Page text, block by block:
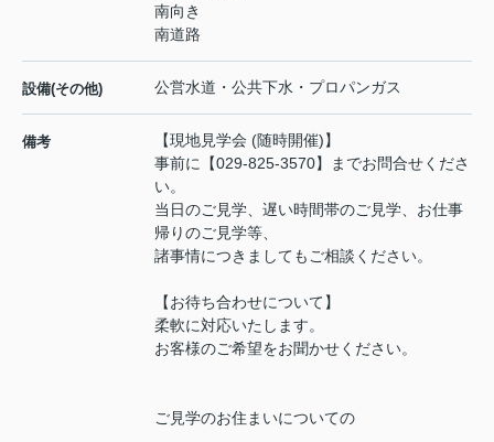
南向き
南道路
設備(その他) 公営水道・公共下水・プロパンガス
備考
【現地見学会 (随時開催)】
事前に【029-825-3570】までお問合せくださ
い。
当日のご見学、遅い時間帯のご見学、お仕事
帰りのご見学等、
諸事情につきましてもご相談ください。
【お待ち合わせについて】
柔軟に対応いたします。
お客様のご希望をお聞かせください。
ご見学のお住まいについての